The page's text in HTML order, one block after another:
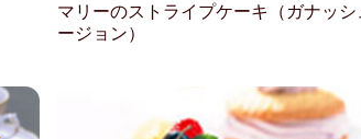
マリーのストライプケーキ（ガナッシ
ージョン）